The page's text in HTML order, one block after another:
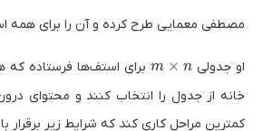
مصطفی معمایی طرح کرده و آن را برای همه
او جدولی
m \times
m × n برای استف‌ها فرستاده که
خانه از جدول را انتخاب کنند و محتوای‌
کمترین مراحل کاری کند که شرایط زیر برقرار